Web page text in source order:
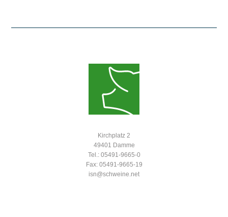
Kirchplatz 2
49401 Damme
Tel.: 05491-9665-0
Fax: 05491-9665-19
isn@schweine.net